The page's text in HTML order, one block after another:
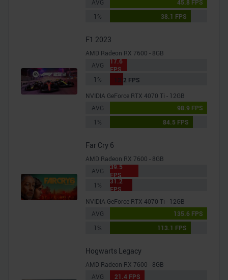
AVG
45.8 FPS
1%
38.1 FPS
F1 2023
AMD Radeon RX 7600 - 8GB
AVG
17.6
FPS
1%
13.2 FPS
NVIDIA GeForce RTX 4070 Ti - 12GB
AVG
98.9 FPS
1%
84.5 FPS
Far Cry 6
AMD Radeon RX 7600 - 8GB
AVG
39.5
FPS
1%
31.2
FPS
NVIDIA GeForce RTX 4070 Ti - 12GB
AVG
135.6 FPS
1%
113.1 FPS
Hogwarts Legacy
AMD Radeon RX 7600 - 8GB
AVG
21.4 FPS